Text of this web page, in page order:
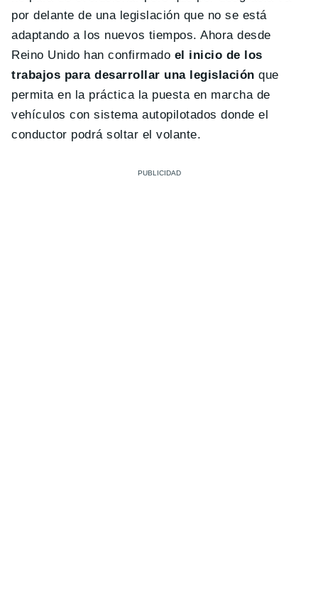
por delante de una legislación que no se está
adaptando a los nuevos tiempos. Ahora desde
Reino Unido han confirmado el inicio de los
trabajos para desarrollar una legislación que
permita en la práctica la puesta en marcha de
vehículos con sistema autopilotados donde el
conductor podrá soltar el volante.